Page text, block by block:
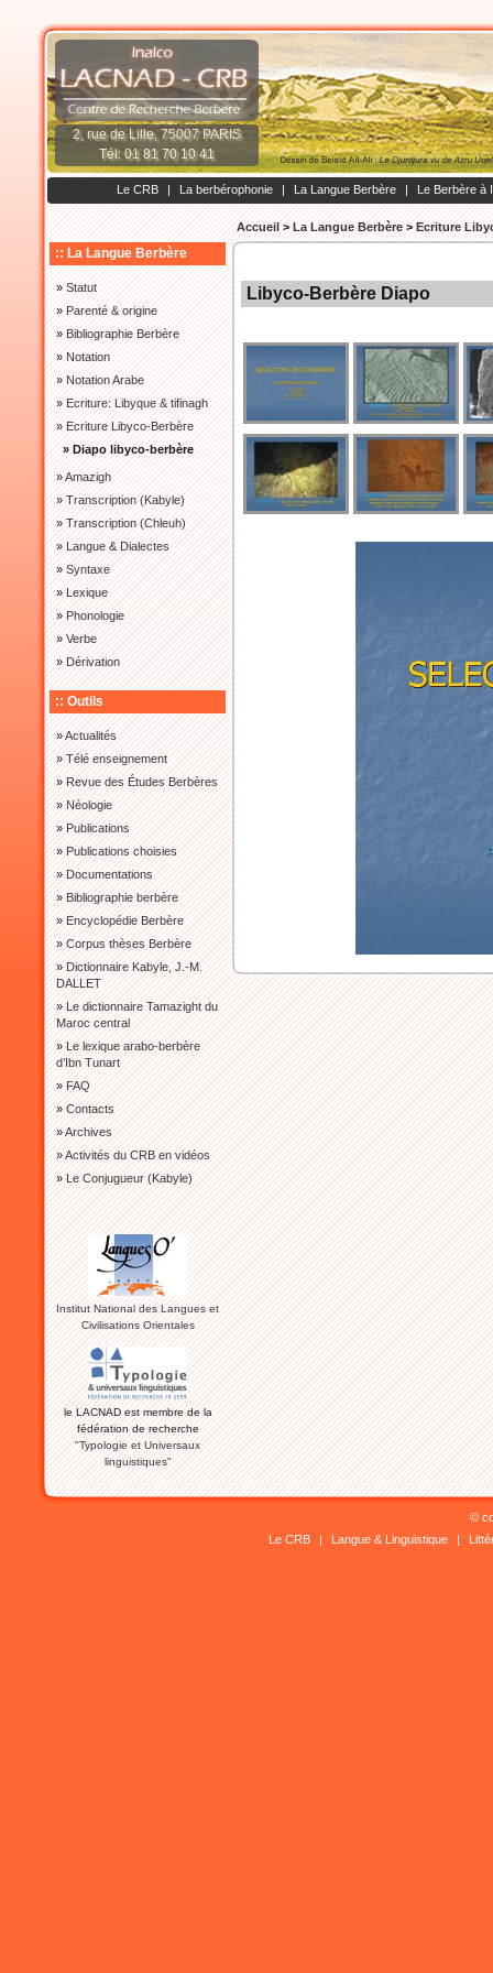
2, rue de Lille, 75007 PARIS
Tél: 01 81 70 10 41
Le CRB | La berbérophonie | La Langue Berbère | Le Berbère à
Accueil>La Langue Berbère>Ecriture
:: La Langue Berbère
»Statut
»Parenté & origine
»Bibliographie Berbère
»Notation
»Notation Arabe
»Ecriture: Libyque & tifinagh
»Ecriture Libyco-Berbère
» Diapo libyco-berbère
»Amazigh
»Transcription (Kabyle)
»Transcription (Chleuh)
»Langue & Dialectes
»Syntaxe
»Lexique
»Phonologie
»Verbe
»Dérivation
:: Outils
»Actualités
»Télé enseignement
»Revue des Études Berbères
»Néologie
»Publications
»Publications choisies
»Documentations
»Bibliographie berbère
»Encyclopédie Berbère
»Corpus thèses Berbère
»Dictionnaire Kabyle, J.-M.
DALLET
»Le dictionnaire Tamazight du
Maroc central
»Le lexique arabo-berbère
d’Ibn Tunart
»FAQ
»Contacts
»Archives
»Activités du CRB en vidéos
»Le Conjugueur (Kabyle)
Institut National des Langues et
Civilisations Orientales
le LACNAD est membre de la
fédération de recherche
"Typologie et Universaux
linguistiques"
Libyco-Berbère Diapo
©
Le CRB
| Langue & Linguistique |